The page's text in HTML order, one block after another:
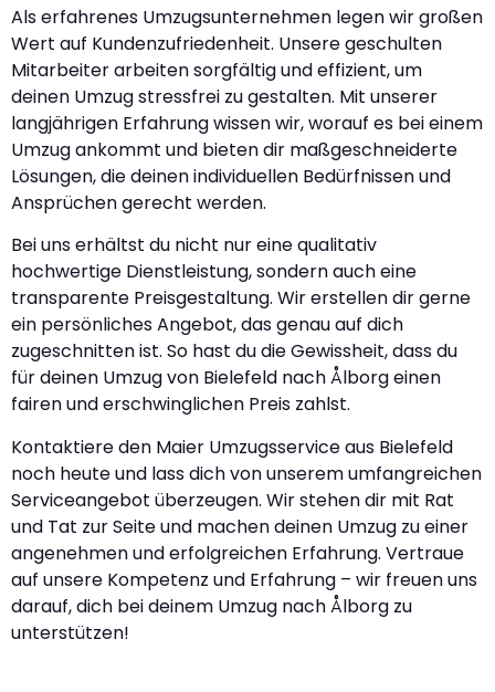
Als erfahrenes Umzugsunternehmen legen wir großen
Wert auf Kundenzufriedenheit. Unsere geschulten
Mitarbeiter arbeiten sorgfältig und effizient, um
deinen Umzug stressfrei zu gestalten. Mit unserer
langjährigen Erfahrung wissen wir, worauf es bei einem
Umzug ankommt und bieten dir maßgeschneiderte
Lösungen, die deinen individuellen Bedürfnissen und
Ansprüchen gerecht werden.
Bei uns erhältst du nicht nur eine qualitativ
hochwertige Dienstleistung, sondern auch eine
transparente Preisgestaltung. Wir erstellen dir gerne
ein persönliches Angebot, das genau auf dich
zugeschnitten ist. So hast du die Gewissheit, dass du
für deinen Umzug von Bielefeld nach Ålborg einen
fairen und erschwinglichen Preis zahlst.
Kontaktiere den Maier Umzugsservice aus Bielefeld
noch heute und lass dich von unserem umfangreichen
Serviceangebot überzeugen. Wir stehen dir mit Rat
und Tat zur Seite und machen deinen Umzug zu einer
angenehmen und erfolgreichen Erfahrung. Vertraue
auf unsere Kompetenz und Erfahrung – wir freuen uns
darauf, dich bei deinem Umzug nach Ålborg zu
unterstützen!